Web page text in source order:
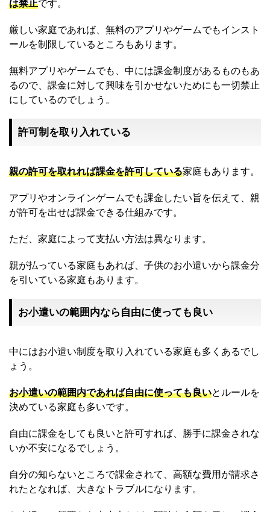
は禁止です。
厳しい家庭であれば、無料のアプリやゲームでもインスト
ールを制限しているところもあります。
無料アプリやゲームでも、中には課金制度があるものもあ
るので、課金に対して興味を引かせないためにも一切禁止
にしているのでしょう。
許可制を取り入れている
親の許可を取れれば課金を許可している家庭もあります。
アプリやオンラインゲームでも課金したい旨を伝えて、親
が許可を出せば課金できる仕組みです。
ただ、家庭によって支払い方法は異なります。
親が払っている家庭もあれば、子供のお小遣いから課金分
を引いている家庭もあります。
お小遣いの範囲内なら自由に使っても良い
中にはお小遣い制度を取り入れている家庭も多くあるでし
ょう。
お小遣いの範囲内であれば自由に使っても良いとルールを
決めている家庭も多いです。
自由に課金をしても良いと許可すれば、勝手に課金されな
いか不安になるでしょう。
自分の知らないところで課金されて、高額な費用が請求さ
れたとなれば、大きなトラブルになります。